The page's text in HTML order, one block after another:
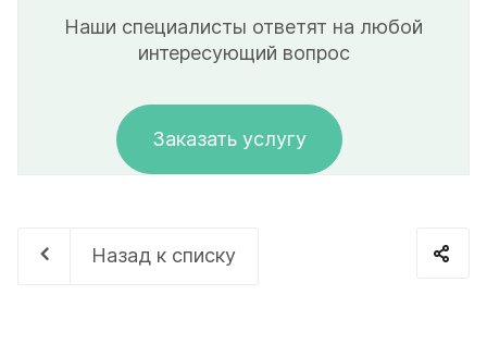
Наши специалисты ответят на любой
интересующий вопрос
Заказать услугу
Назад к списку